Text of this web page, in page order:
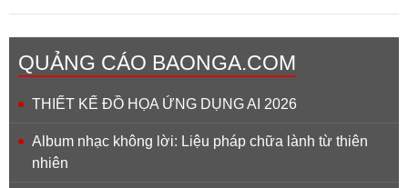
QUẢNG CÁO BAONGA.COM
THIẾT KẾ ĐỒ HỌA ỨNG DỤNG AI 2026
Album nhạc không lời: Liệu pháp chữa lành từ thiên
nhiên